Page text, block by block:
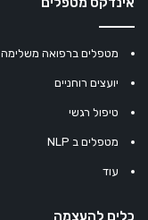
מטפלים ברפואה משלימה
יועצים רוחניים
טיפול רגשי
מטפלים ב NLP
עוד
כלים להעצמה